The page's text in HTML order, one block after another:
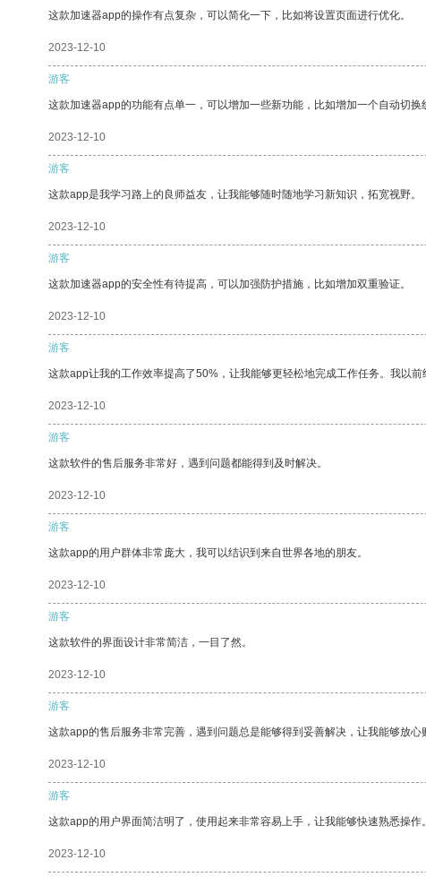
这款加速器app的操作有点复杂，可以简化一下，比如将设置页面进行优化。
2023-12-10
游客
这款加速器app的功能有点单一，可以增加一些新功能，比如增加一个自动切换
2023-12-10
游客
这款app是我学习路上的良师益友，让我能够随时随地学习新知识，拓宽视野。
2023-12-10
游客
这款加速器app的安全性有待提高，可以加强防护措施，比如增加双重验证。
2023-12-10
游客
这款app让我的工作效率提高了50%，让我能够更轻松地完成工作任务。我以
2023-12-10
游客
这款软件的售后服务非常好，遇到问题都能得到及时解决。
2023-12-10
游客
这款app的用户群体非常庞大，我可以结识到来自世界各地的朋友。
2023-12-10
游客
这款软件的界面设计非常简洁，一目了然。
2023-12-10
游客
这款app的售后服务非常完善，遇到问题总是能够得到妥善解决，让我能够放心
2023-12-10
游客
这款app的用户界面简洁明了，使用起来非常容易上手，让我能够快速熟悉操作。
2023-12-10